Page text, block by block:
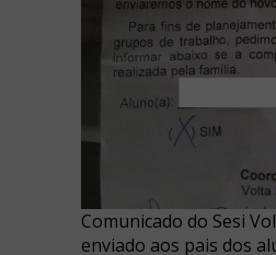
Comunicado do Sesi
enviado aos pais dos